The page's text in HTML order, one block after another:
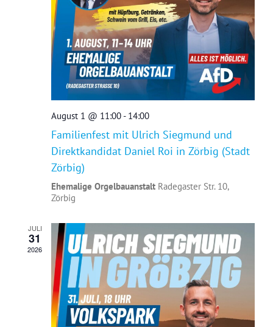
August 1 @ 11:00- 14:00
Familienfest mit Ulrich Siegmund und
Direktkandidat Daniel Roi in Zörbig (Stadt
Zörbig)
Ehemalige Orgelbauanstalt Radegaster Str. 10,
Zörbig
JULI
31
2026